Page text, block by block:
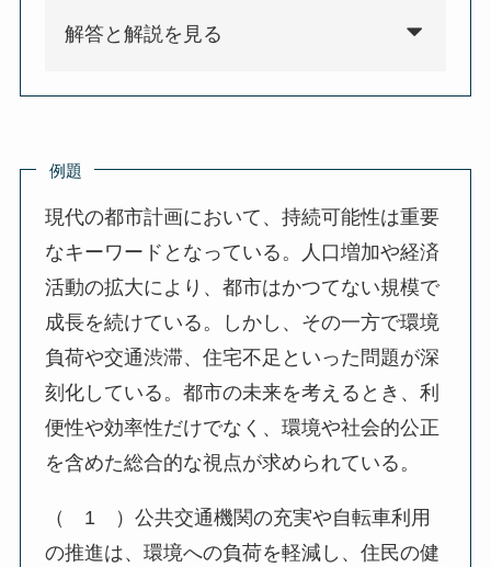
解答と解説を見る
例題
現代の都市計画において、持続可能性は重要
なキーワードとなっている。人口増加や経済
活動の拡大により、都市はかつてない規模で
成長を続けている。しかし、その一方で環境
負荷や交通渋滞、住宅不足といった問題が深
刻化している。都市の未来を考えるとき、利
便性や効率性だけでなく、環境や社会的公正
を含めた総合的な視点が求められている。
（ 1 ）公共交通機関の充実や自転車利用
の推進は、環境への負荷を軽減し、住民の健